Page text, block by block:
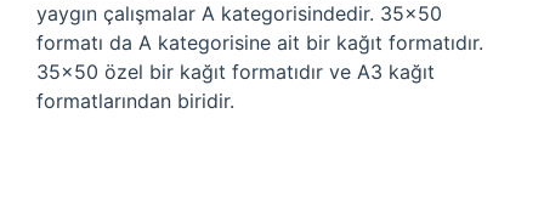
yaygın çalışmalar A kategorisindedir. 35×50
formatı da A kategorisine ait bir kağıt formatıdır.
35×50 özel bir kağıt formatıdır ve A3 kağıt
formatlarından biridir.